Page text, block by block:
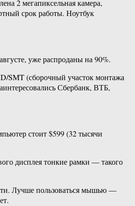
2 мегапиксельная камера,
срок работы. Ноутбук
уже распроданы на 90%.
SMT (сборочный участок монтажа
Сбербанк, ВТБ,
стоит $599 (32 тысячи
дисплея тонкие рамки — такого
Лучше пользоваться мышью —